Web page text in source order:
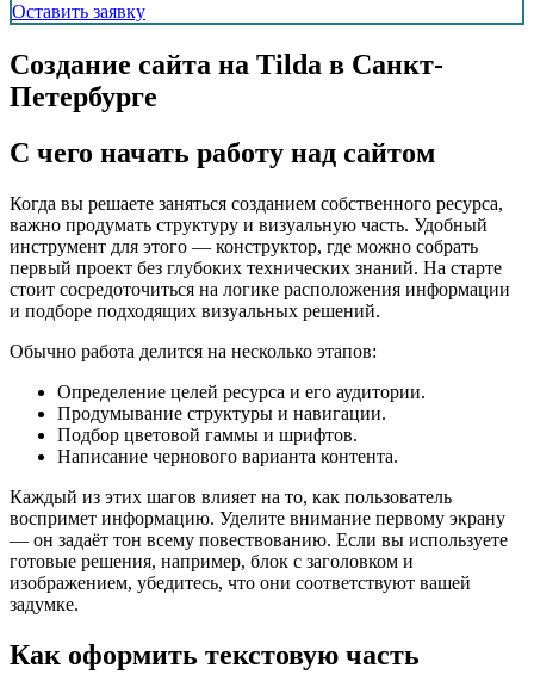
Оставить заявку
Создание сайта на Tilda в Санкт-
Петербурге
С чего начать работу над сайтом
Когда вы решаете заняться созданием собственного ресурса,
важно продумать структуру и визуальную часть. Удобный
инструмент для этого — конструктор, где можно собрать
первый проект без глубоких технических знаний. На старте
стоит сосредоточиться на логике расположения информации
и подборе подходящих визуальных решений.
Обычно работа делится на несколько этапов:
Определение целей ресурса и его аудитории.
Продумывание структуры и навигации.
Подбор цветовой гаммы и шрифтов.
Написание чернового варианта контента.
Каждый из этих шагов влияет на то, как пользователь
воспримет информацию. Уделите внимание первому экрану
— он задаёт тон всему повествованию. Если вы используете
готовые решения, например, блок с заголовком и
изображением, убедитесь, что они соответствуют вашей
задумке.
Как оформить текстовую часть